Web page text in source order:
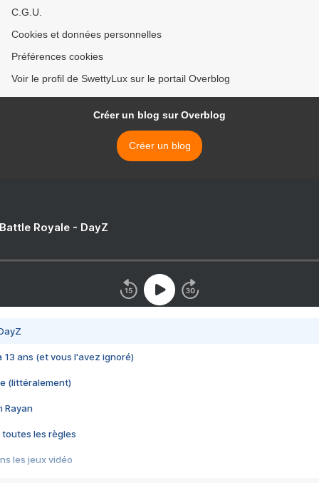
C.G.U.
Cookies et données personnelles
Préférences cookies
Voir le profil de SwettyLux sur le portail Overblog
Créer un blog sur Overblog
Créer un blog
Royale - DayZ
13 ans (et vous l'avez ignoré)
(littéralement)
Rayan
toutes les règles
les jeux vidéo